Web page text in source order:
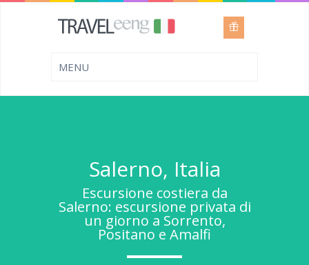
Salerno, Italia
Escursione costiera da
Salerno: escursione privata di
un giorno a Sorrento,
Positano e Amalfi